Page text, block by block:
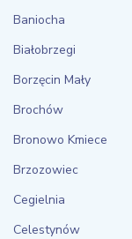
Baniocha
Białobrzegi
Borzęcin Mały
Brochów
Bronowo Kmiece
Brzozowiec
Cegielnia
Celestynów